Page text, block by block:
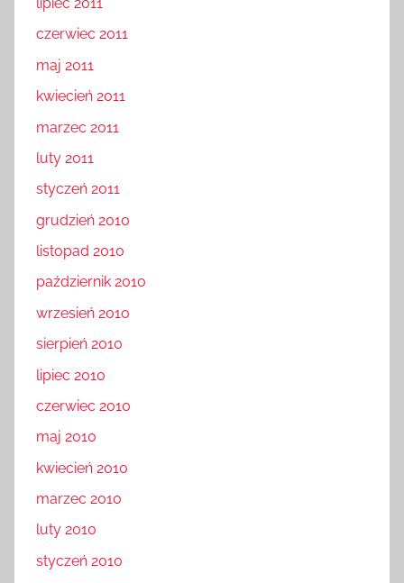
czerwiec 2011
maj 2011
kwiecień 2011
marzec 2011
luty 2011
styczeń 2011
grudzień 2010
listopad 2010
październik 2010
wrzesień 2010
sierpień 2010
lipiec 2010
czerwiec 2010
maj 2010
kwiecień 2010
marzec 2010
luty 2010
styczeń 2010